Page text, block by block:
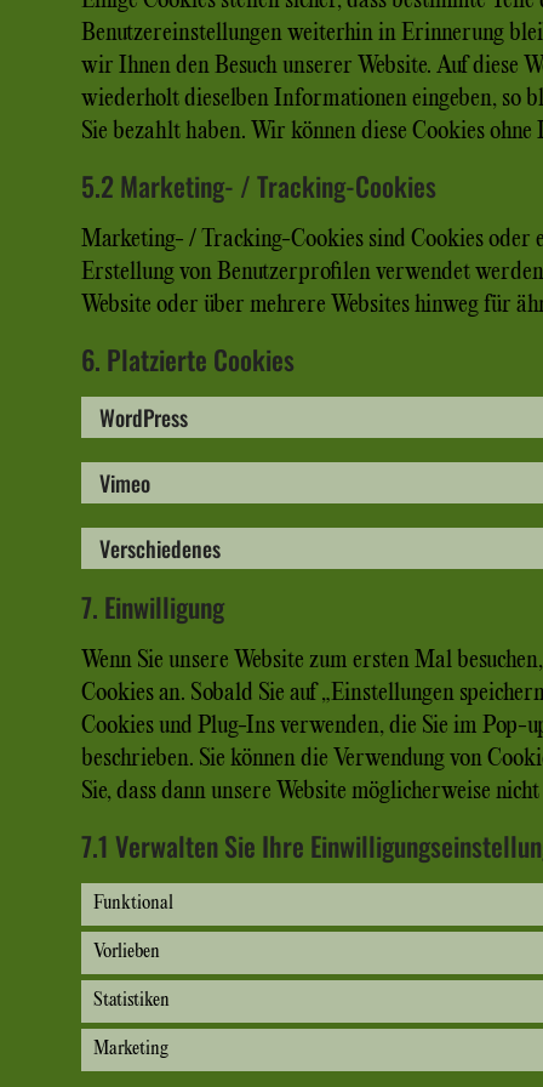
Benutzereinstellungen weiterhin in Erinnerung
wir Ihnen den Besuch unserer Website. Auf diese
wiederholt dieselben Informationen eingeben, so
Sie bezahlt haben. Wir können diese Cookies
5.2 Marketing- / Tracking-Cookies
Marketing- / Tracking-Cookies sind Cookies oder
Erstellung von Benutzerprofilen verwendet
Website oder über mehrere Websites hinweg für
6. Platzierte Cookies
WordPress
Vimeo
Verschiedenes
7. Einwilligung
Wenn Sie unsere Website zum ersten Mal
Cookies an. Sobald Sie auf „Einstellungen
Cookies und Plug-Ins verwenden, die Sie im
beschrieben. Sie können die Verwendung von
Sie, dass dann unsere Website möglicherweise
7.1 Verwalten Sie Ihre
Funktional
Vorlieben
Statistiken
Marketing